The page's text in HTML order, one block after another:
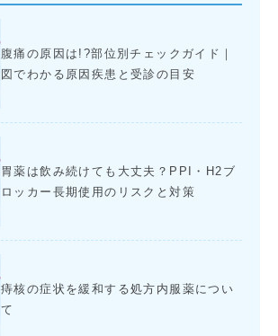
腹痛の原因は!?部位別チェックガイド｜
図でわかる原因疾患と受診の目安
胃薬は飲み続けても大丈夫？PPI・H2ブ
ロッカー長期使用のリスクと対策
痔核の症状を緩和する処方内服薬につい
て